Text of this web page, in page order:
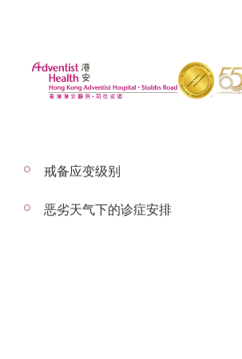
预约服务
戒备应变级别
恶劣天气下的诊症安排